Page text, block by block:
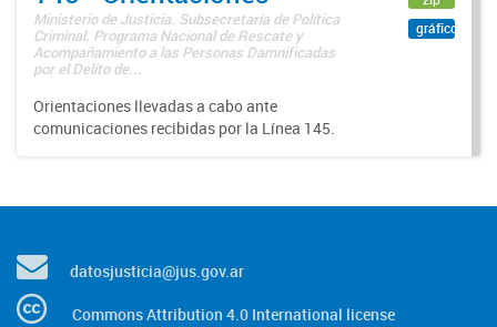
Ministerio de Justicia. Subsecretaría de Política
Criminal. Programa Nacional de Rescate y
Acompañamiento a las Personas Damnificadas
por el Delito de...
Orientaciones llevadas a cabo ante
comunicaciones recibidas por la Línea 145.
gráfico
datosjusticia@jus.gov.ar
Commons Attribution 4.0 International license